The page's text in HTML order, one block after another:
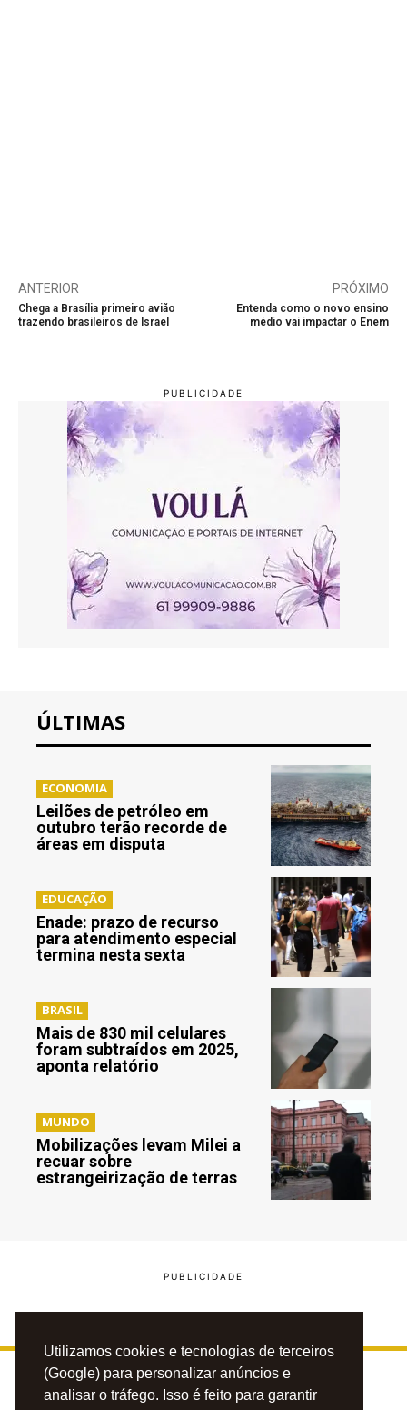
Utilizamos cookies e tecnologias de terceiros
(Google) para personalizar anúncios e
analisar o tráfego. Isso é feito para garantir
ANTERIOR
Chega a Brasília primeiro avião
trazendo brasileiros de Israel
PRÓXIMO
Entenda como o novo ensino
médio vai impactar o Enem
ÚLTIMAS
ECONOMIA
Leilões de petróleo em
outubro terão recorde de
áreas em disputa
EDUCAÇÃO
Enade: prazo de recurso
para atendimento especial
termina nesta sexta
BRASIL
Mais de 830 mil celulares
foram subtraídos em 2025,
aponta relatório
MUNDO
Mobilizações levam Milei a
recuar sobre
estrangeirização de terras